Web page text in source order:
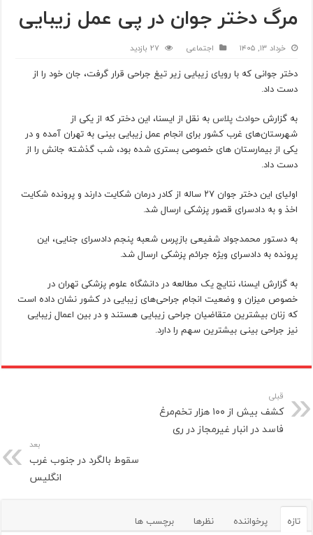
مرگ دختر جوان در پی عمل زیبایی
خرداد ۱۳, ۱۴۰۵ اجتماعی 27 بازدید
دختر جوانی که با رویای زیبایی زیر تیغ جراحی قرار گرفت، جان خود را از
دست داد.
به گزارشحوادث پلاس به نقل از ایسنا، این دختر که از یکی از
شهرستان‌های غرب کشور برای انجام عمل زیبایی بینی به تهران آمده و در
یکی از بیمارستان های خصوصی بستری شده بود، شب گذشته جانش را از
دست داد.
اولیای این دختر جوان ۲۷ ساله از کادر درمان شکایت دارند و پرونده شکایت
اخذ و به دادسرای قصور پزشکی ارسال شد.
به دستور محمدجواد شفیعی بازپرس شعبه پنجم دادسرای جنایی، این
پرونده به دادسرای ویژه جرائم پزشکی ارسال شد.
به گزارش ایسنا، نتایج یک مطالعه در دانشگاه علوم پزشکی تهران در
خصوص میزان و وضعیت انجام جراحی‌های زیبایی در کشور نشان داده است
که زنان بیشترین متقاضیان جراحی زیبایی هستند و در بین اعمال زیبایی
نیز جراحی بینی بیشترین سهم را دارد.
قبلی
کشف بیش از ۱۰۰ هزار تخم‌مرغ
فاسد در انبار غیرمجاز در ری
بعد
سقوط بالگرد در جنوب غرب
انگلیس
تازه پرخواننده نظرها
برچسب ها